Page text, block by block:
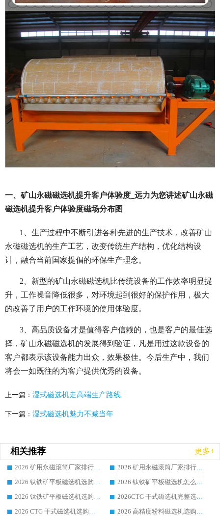
一、矿山永磁磁选机提升客户体验度_远力为您讲述矿山永磁
磁选机提升客户体验度磁场分布图
1、生产过程中不断引进各种先进的生产技术，改善矿山
永磁磁选机的生产工艺，改变传统生产结构，优化结构设
计，融合当前国家提倡的环保生产理念。
2、新型的矿山永磁磁选机比传统设备的工作效率明显提
升，工作噪音降低很多，对环境起到很好的保护作用，极大
的改善了用户的工作环境的使用体验度。
3、高品质设备才是值得客户信赖的，也是客户的最佳选
择，矿山永磁磁选机的发展得到验证，凡是用过这款设备的
客户都表示该设备能力出众，效果极佳。今后生产中，我们
将会一如既往的为客户提供优秀的设备。
上一篇： 湿式磁选机走高端生产路线
下一篇： 湿式磁选机魅力不减当年
相关推荐 更多+
2026 矿用永磁滚筒厂家排行榜选购干货指南 行业口碑标杆华体会手机网页版-华体会(中国) 实力出众
2026 矿用永磁滚筒厂家排行榜选购指南，行业口碑领域强者华体会手机网页版-华体会(中国)
2026 钛铁矿平板磁选机选购全攻略 市场公认优质品牌厂家实力排行榜
2026 钛铁矿平板磁选机怎么选 靠谱生产企业实力排行榜选购参考攻略
2026 钛铁矿平板磁选机选购指南 行业口碑优选品牌生产企业实力排行榜
2026CTG 干式磁选机完整选购指南 行业口碑顶尖靠谱生产龙头厂家实力推荐
2026 CTG 干式磁选机选购指南|行业口碑靠谱生产厂家领域强者推荐
2026 高精度粉料磁选机选购全攻略 行业优质品牌华体会手机网页版-华体会(中国) 实力深度解析